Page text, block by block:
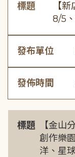
標題
【
8/5
發布單位
發佈時間
標題
【金山
創作樂
洋、星